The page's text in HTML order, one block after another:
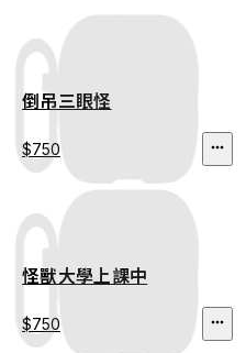
倒吊三眼怪
$750
怪獸大學上課中
$750